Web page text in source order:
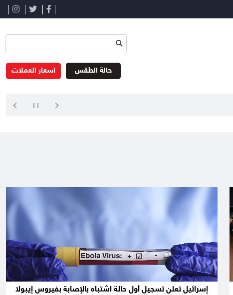
اسعار العملات حالة الطقس
إسرائيل تعلن تسجيل أول حالة اشتباه بالإصابة بفيروس إيبولا